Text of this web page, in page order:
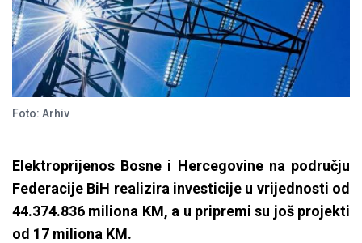
Foto: Arhiv
Elektroprijenos Bosne i Hercegovine na području
Federacije BiH realizira investicije u vrijednosti od
44.374.836 miliona KM, a u pripremi su još projekti
od 17 miliona KM.